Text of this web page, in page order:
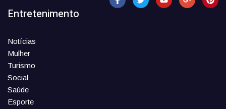
Entretenimento
Notícias
Mulher
Turismo
Social
Saúde
Esporte